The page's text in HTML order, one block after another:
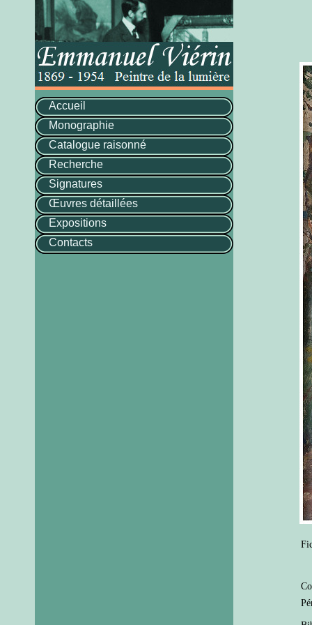
Accueil
Monographie
Catalogue raisonné
Recherche
Signatures
Œuvres détaillées
Expositions
Contacts